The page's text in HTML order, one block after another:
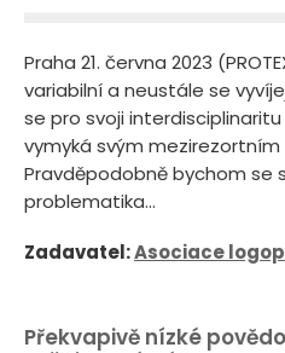
Praha 21. června 2023
variabilní a neustále se
se pro svoji
vymyká svým
Pravděpodobně bychom se
problematika...
Zadavatel:Asociace
Překvapivě nízké